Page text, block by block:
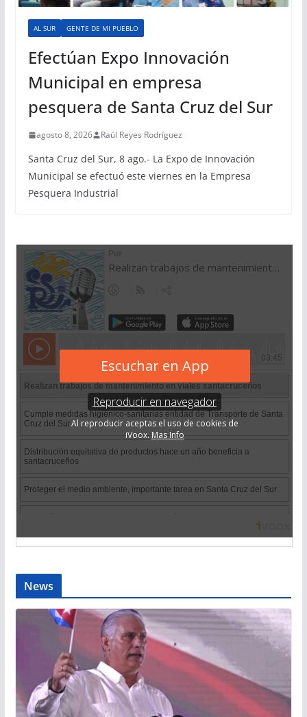
AL SUR GENTE DE MI PUEBLO
Efectúan Expo Innovación
Municipal en empresa
pesquera de Santa Cruz del Sur
agosto 8, 2026 Raúl Reyes Rodríguez
Santa Cruz del Sur, 8 ago.- La Expo de Innovación
Municipal se efectuó este viernes en la Empresa
Pesquera Industrial
News